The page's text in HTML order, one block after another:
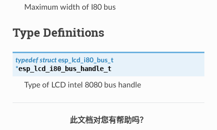
Maximum width of I80 bus
Type Definitions
typedef struct esp_lcd_i80_bus_t
*esp_lcd_i80_bus_handle_t
Type of LCD intel 8080 bus handle
此文档对您有帮助吗？